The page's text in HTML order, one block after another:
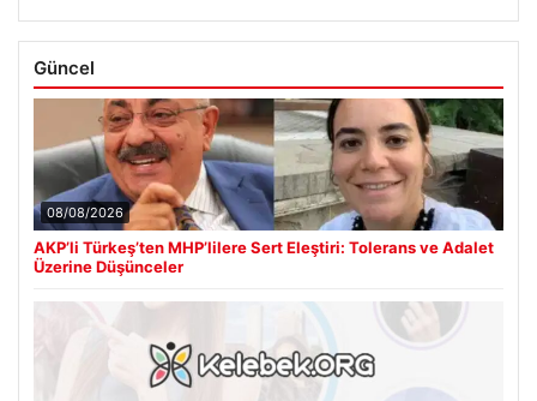
Güncel
08/08/2026
AKP’li Türkeş’ten MHP’lilere Sert Eleştiri: Tolerans ve Adalet
Üzerine Düşünceler